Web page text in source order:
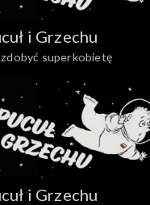
i Grzechu
zdobyć superkobietę
i Grzechu